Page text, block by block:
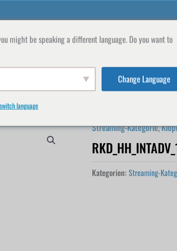
REGISTRIEREN
Streaming-Kategorie,
Kategorien: Streaming-
might be speaking a different language. Do you want to
Change Language
language